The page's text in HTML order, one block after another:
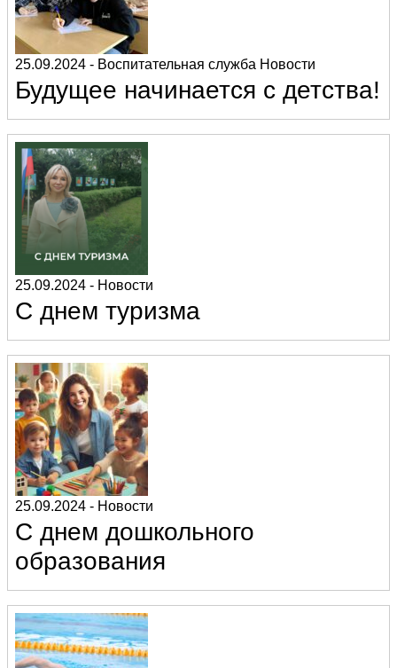
25.09.2024 - Воспитательная служба Новости
Будущее начинается с детства!
25.09.2024 - Новости
С днем туризма
25.09.2024 - Новости
С днем дошкольного
образования